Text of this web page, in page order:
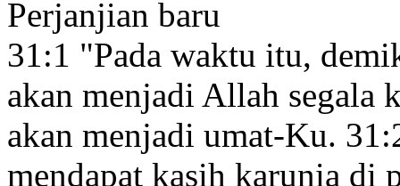
Perjanjian baru
31:1 "Pada waktu itu,
akan menjadi Allah segala
akan menjadi umat-Ku.
mendapat kasih karunia di